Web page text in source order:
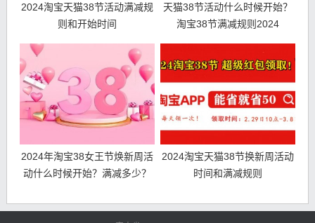
2024淘宝天猫38节活动满减规
则和开始时间
天猫38节活动什么时候开始？
淘宝38节满减规则2024
2024年淘宝38女王节焕新周活
动什么时候开始？满减多少？
2024淘宝天猫38节换新周活动
时间和满减规则